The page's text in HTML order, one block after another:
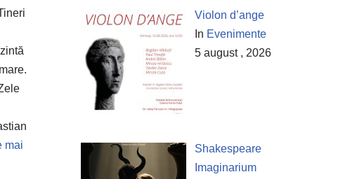
mai
Violon d’ange
In Evenimente
5 august , 2026
Shakespeare
Imaginarium